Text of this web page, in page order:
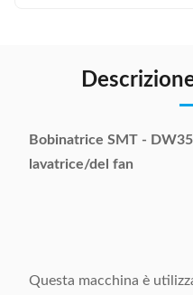
Bobinatrice SMT -
lavatrice/del fan
Questa macchina è